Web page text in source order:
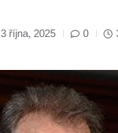
3 října, 2025 0